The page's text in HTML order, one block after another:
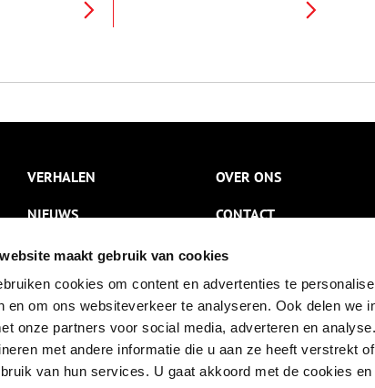
maakt gebruik van cookies
cookies om content en advertenties te
en om ons websiteverkeer te analyseren. Ook delen we
onze partners voor social media, adverteren en
met andere informatie die u aan ze heeft verstrekt
van hun services. U gaat akkoord met de cookies en
Johanna heeft echter ook een
verschillende mannen. Maar
laatste plaats, ook een
VERHALEN
NIEUWS
KALENDER
THEMA’S
ACTIVITEITEN
VIDEO’S
OVER ONS
CONTACT
NIEUWSBRIEF
DISCLAIMER
PRIVACY
TOEGANKELIJKHEID